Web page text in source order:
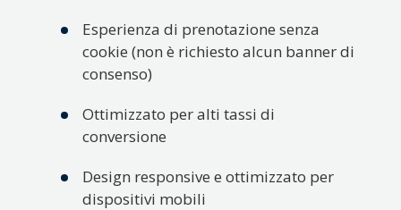
Esperienza di prenotazione senza
cookie (non è richiesto alcun banner di
consenso)
Ottimizzato per alti tassi di
conversione
Design responsive e ottimizzato per
dispositivi mobili